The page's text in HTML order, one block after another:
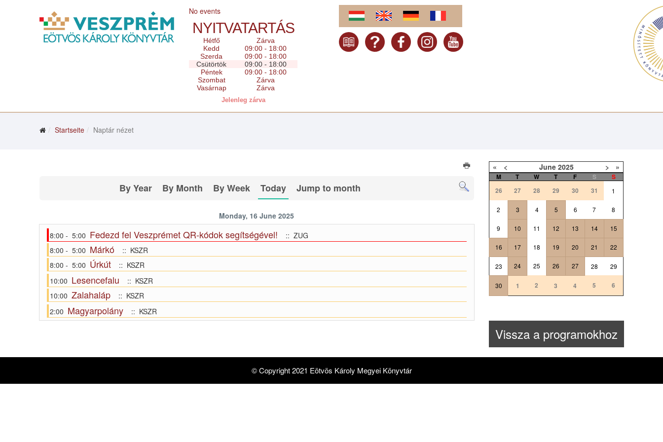
No events
NYITVATARTÁS
Hétfő
Zárva
Kedd
09:00 - 18:00
Szerda
09:00 - 18:00
Csütörtök
09:00 - 18:00
Péntek
09:00 - 18:00
Szombat
Zárva
Vasárnap
Zárva
Jelenleg zárva
Startseite Naptár nézet
By Year By Month By Week Today Jump to month
Monday, 16 June 2025
8:00 - 5:00 Fedezd fel Veszprémet QR-kódok segítségével!
:: ZUG
8:00 - 5:00 Márkó
:: KSZR
8:00 - 5:00 Úrkút
:: KSZR
10:00 Lesencefalu
:: KSZR
10:00 Zalahaláp
:: KSZR
2:00 Magyarpolány :: KSZR
« < June 2025 > »
M T W T F S
S
26
27 28 29 30 31 1
2 3 4 5 6 7 8
9 10 11 12 13 14 15
16 17 18 19 20 21 22
23 24 25 26 27 28 29
30 1 2 3 4 5 6
Vissza a programokhoz
© Copyright 2021 Eötvös Károly Megyei Könyvtár